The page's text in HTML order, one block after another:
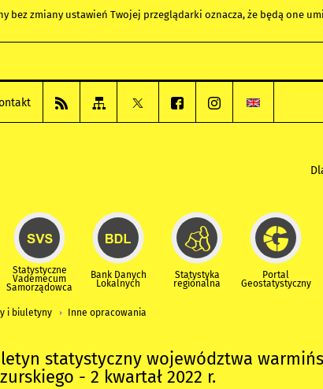
bez zmiany ustawień Twojej przeglądarki oznacza, że będą one
Statystyczne
Vademecum
Samorządowca
Bank Danych
Lokalnych
Statystyka
regionalna
Portal
Geostatystyczny
i biuletyny Inne opracowania
statystyczny województwa
- 2 kwartał 2022 r.